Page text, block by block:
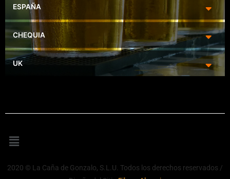
ESPAÑA
CHEQUIA
UK
Menú
2020 © La Caña de Gonzalo, S.L.U. Todos los derechos reservados /